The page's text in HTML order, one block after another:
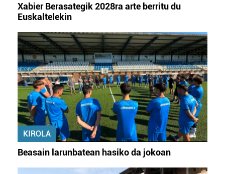
Xabier Berasategik 2028ra arte berritu du
Euskaltelekin
KIROLA
Beasain larunbatean hasiko da jokoan